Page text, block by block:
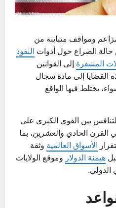
ومواقف متباينة من
الصراع حول أدوات النفوذ
المشفرة إلى القوانين
القضايا إلى مادة سجال
يختلط فيها الواقع
بين القوى الكبرى على
القرن الحادي والعشرين، بما
الأسواق العالمية وثقة
هيمنة الدولار وموقع الولايات
الدولي.